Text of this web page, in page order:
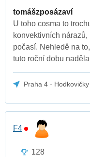
tomášzposázaví
U toho cosma to
konvektivních
počasí. Nehledě na
tuto roční dobu
Praha 4 -
F4
128